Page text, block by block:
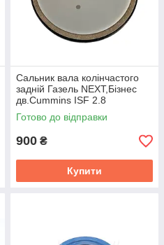
Сальник вала колiнчастого
заднiй Газель NEXT,Бiзнес
дв.Cummins ISF 2.8
(Cummins) 5265267,3693669
Готово до відправки
900 ₴
Купити